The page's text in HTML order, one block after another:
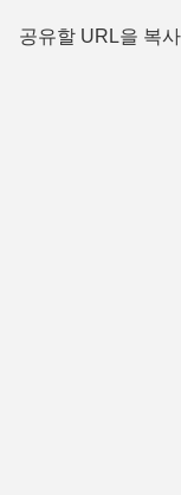
공유할 URL을 복